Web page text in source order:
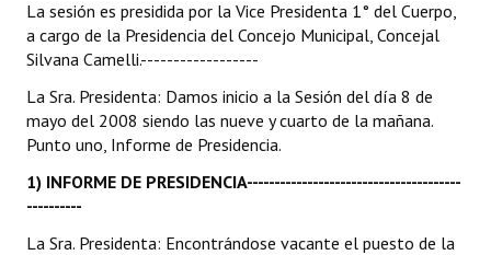
Organigrama
DOCUMENTOS
Informes de Gestión
Proyectos Presentados
La sesión es presidida por la Vice Presidenta 1° del Cuerpo,
a cargo de la Presidencia del Concejo Municipal, Concejal
Silvana Camelli.------------------
La Sra. Presidenta: Damos inicio a la Sesión del día 8 de
mayo del 2008 siendo las nueve y cuarto de la mañana.
Punto uno, Informe de Presidencia.
1) INFORME DE PRESIDENCIA---------------------------------------
----------
La Sra. Presidenta: Encontrándose vacante el puesto de la